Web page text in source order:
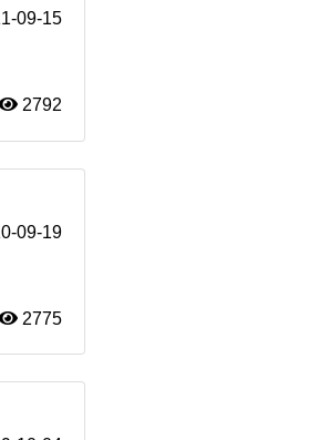
09-15
2792
09-19
2775